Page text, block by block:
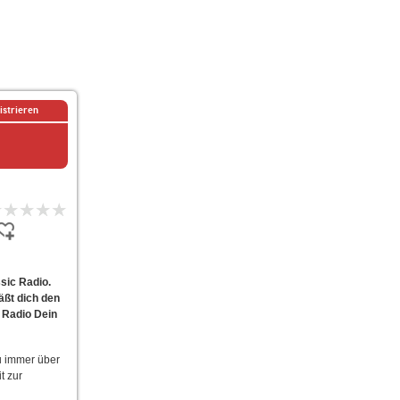
Radio.
dich den
Dein
immer über
zur